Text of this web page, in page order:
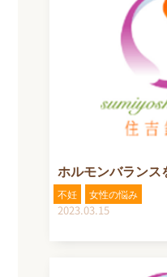
ホルモンバランス
不妊 女性の悩み
2023.03.15